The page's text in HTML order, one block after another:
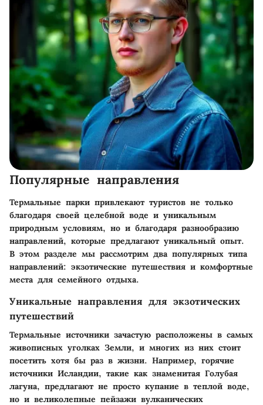
Популярные направления
Термальные парки привлекают туристов не только
благодаря своей целебной воде и уникальным
природным условиям, но и благодаря разнообразию
направлений, которые предлагают уникальный опыт.
В этом разделе мы рассмотрим два популярных типа
направлений: экзотические путешествия и комфортные
места для семейного отдыха.
Уникальные направления для экзотических
путешествий
Термальные источники зачастую расположены в самых
живописных уголках Земли, и многих из них стоит
посетить хотя бы раз в жизни. Например, горячие
источники Исландии, такие как знаменитая Голубая
лагуна, предлагают не просто купание в теплой воде,
но и великолепные пейзажи вулканических